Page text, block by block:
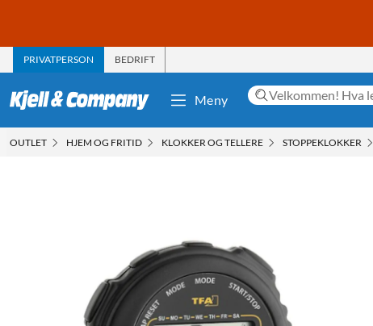
PRIVATPERSON BEDRIFT
Meny
OUTLET HJEM OG FRITID KLOKKER OG TELLERE STOPPEKLOKKER